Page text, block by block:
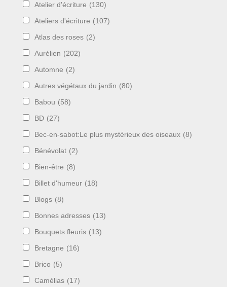
Atelier d'écriture (130)
Ateliers d'écriture (107)
Atlas des roses (2)
Aurélien (202)
Automne (2)
Autres végétaux du jardin (80)
Babou (58)
BD (27)
Bec-en-sabot:Le plus mystérieux des oiseaux (8)
Bénévolat (2)
Bien-être (8)
Billet d'humeur (18)
Blogs (8)
Bonnes adresses (13)
Bouquets fleuris (13)
Bretagne (16)
Brico (5)
Camélias (17)